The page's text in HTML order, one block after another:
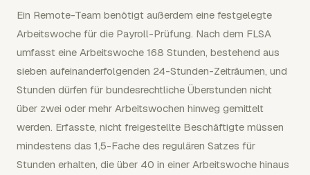
Ein Remote-Team benötigt außerdem eine festgelegte
Arbeitswoche für die Payroll-Prüfung. Nach dem FLSA
umfasst eine Arbeitswoche 168 Stunden, bestehend aus
sieben aufeinanderfolgenden 24-Stunden-Zeiträumen, und
Stunden dürfen für bundesrechtliche Überstunden nicht
über zwei oder mehr Arbeitswochen hinweg gemittelt
werden. Erfasste, nicht freigestellte Beschäftigte müssen
mindestens das 1,5-Fache des regulären Satzes für
Stunden erhalten, die über 40 in einer Arbeitswoche hinaus